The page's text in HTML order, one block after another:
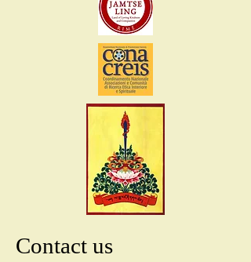
Contact us